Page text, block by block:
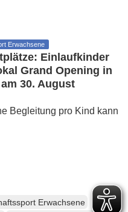
Erwachsene
Einlaufkinder
Grand Opening in
30. August
Begleitung pro Kind kann
Erwachsene